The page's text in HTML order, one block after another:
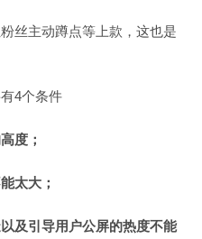
主动蹲点等上款，这也是
4个条件
度；
太大；
及引导用户公屏的热度不能